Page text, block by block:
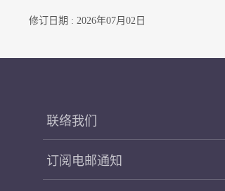
修订日期 : 2026年07月02日
联络我们
订阅电邮通知